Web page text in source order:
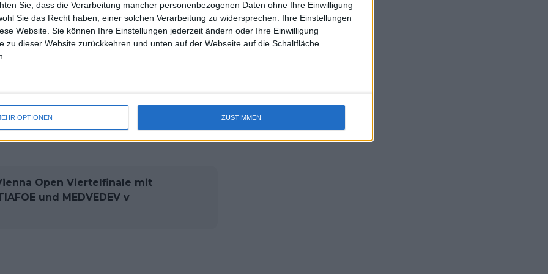
Sie, dass die Verarbeitung mancher personenbezogenen Daten ohne Ihre Einwilligung
Sie das Recht haben, einer solchen Verarbeitung zu widersprechen. Ihre Einstellungen
Website. Sie können Ihre Einstellungen jederzeit ändern oder Ihre Einwilligung
zu dieser Website zurückkehren und unten auf der Webseite auf die Schaltfläche
OPTIONEN ZUSTIMMEN
waren Ostrava, Cluj Napoca und
bekannt, dass sie 6 Millionen
die Finals ausgibt. Turnierdirektor
von 4.000 Plätzen haben
der Hotelunterkunft zur Verfügung
Open Viertelfinale mit
und MEDVEDEV v
uss J-L-Struff wahrscheinlich morge 3 Spiele absolvieren (2.
mal Einzel 1x Doppel) dank der hervorragenden Unterstützung
des Kommentators für F-A-A